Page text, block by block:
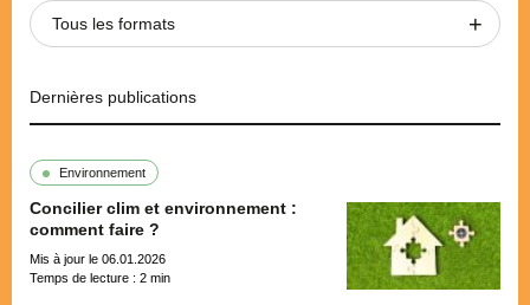
Tous les formats
Dernières publications
Environnement
Concilier clim et environnement :
comment faire ?
Mis à jour le 06.01.2026
Temps de lecture : 2 min